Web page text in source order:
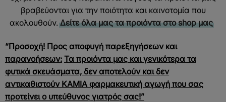
βραβεύονται για την ποιότητα και καινοτομία που
ακολουθούν.Δείτε όλα μας τα προιόντα στο shop μας
“Προσοχή! Προς αποφυγή παρεξηγήσεων και
παρανοήσεων: Τα προιόντα μας και γενικότερα τα
φυτικά σκευάσματα, δεν αποτελούν και δεν
αντικαθιστούν ΚΑΜΙΑ φαρμακευτική αγωγή που σας
προτείνει ο υπεύθυνος γιατρός σας!”